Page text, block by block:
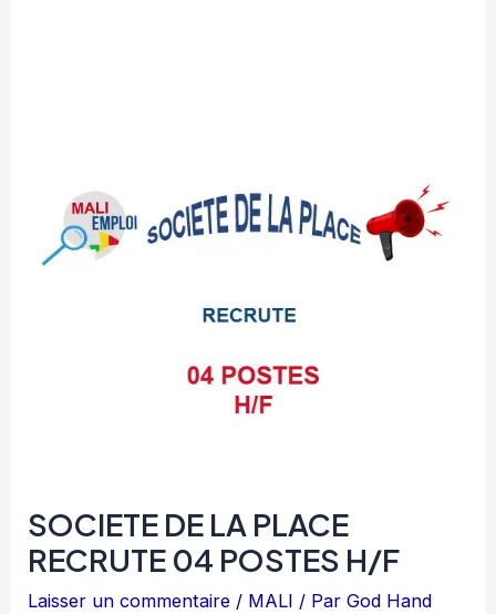
SOCIETE DE LA PLACE
RECRUTE 04 POSTES H/F
Laisser un commentaire / MALI / ParGod Hand